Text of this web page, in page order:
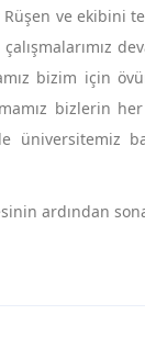
Rüşen ve
bizim için
bizlerin
üniversitemiz
ardından